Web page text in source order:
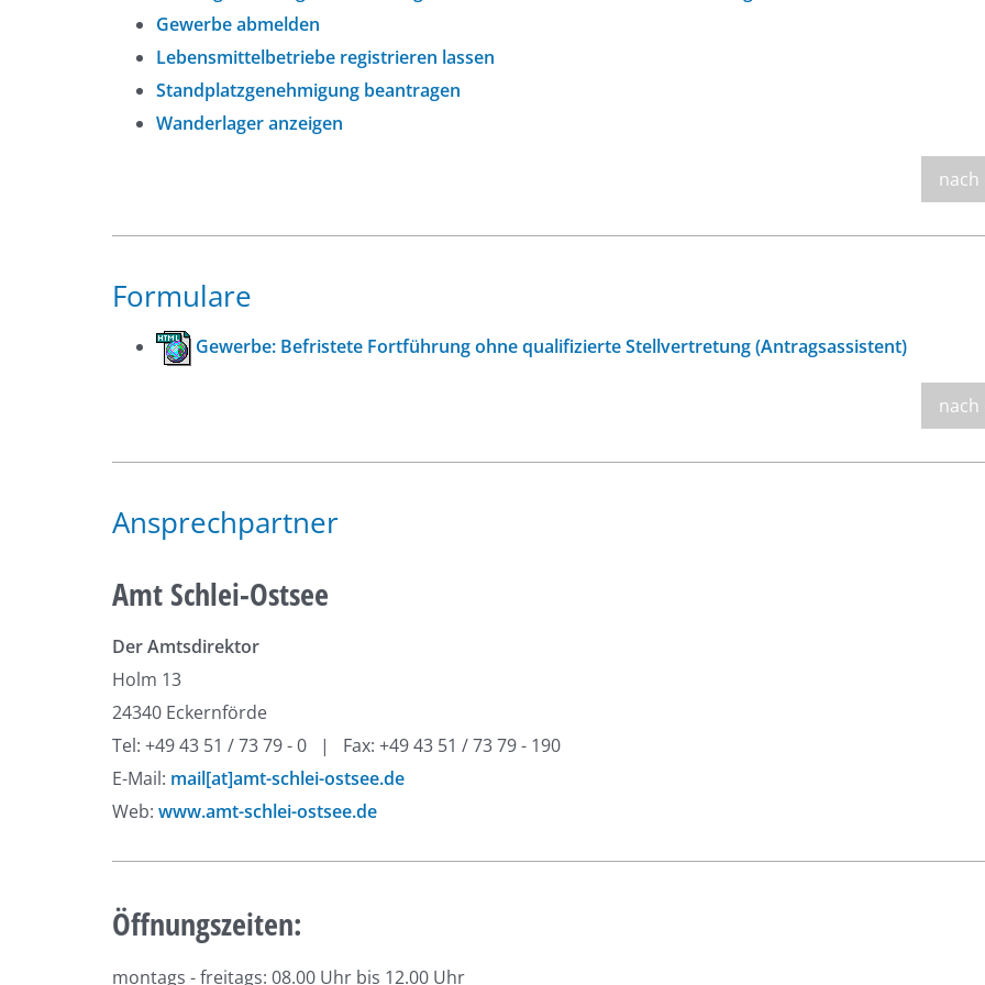
Gewerbe abmelden
Lebensmittelbetriebe registrieren lassen
Standplatzgenehmigung beantragen
Wanderlager anzeigen
nach
Formulare
Gewerbe: Befristete Fortführung ohne qualifizierte Stellvertretung (Antragsassistent)
nach
Ansprechpartner
Amt Schlei-Ostsee
Der Amtsdirektor
Holm 13
24340 Eckernförde
Tel: +49 43 51 / 73 79 - 0 | Fax: +49 43 51 / 73 79 - 190
E-Mail: mail[at]amt-schlei-ostsee.de
Web: www.amt-schlei-ostsee.de
Öffnungszeiten:
montags - freitags: 08.00 Uhr bis 12.00 Uhr